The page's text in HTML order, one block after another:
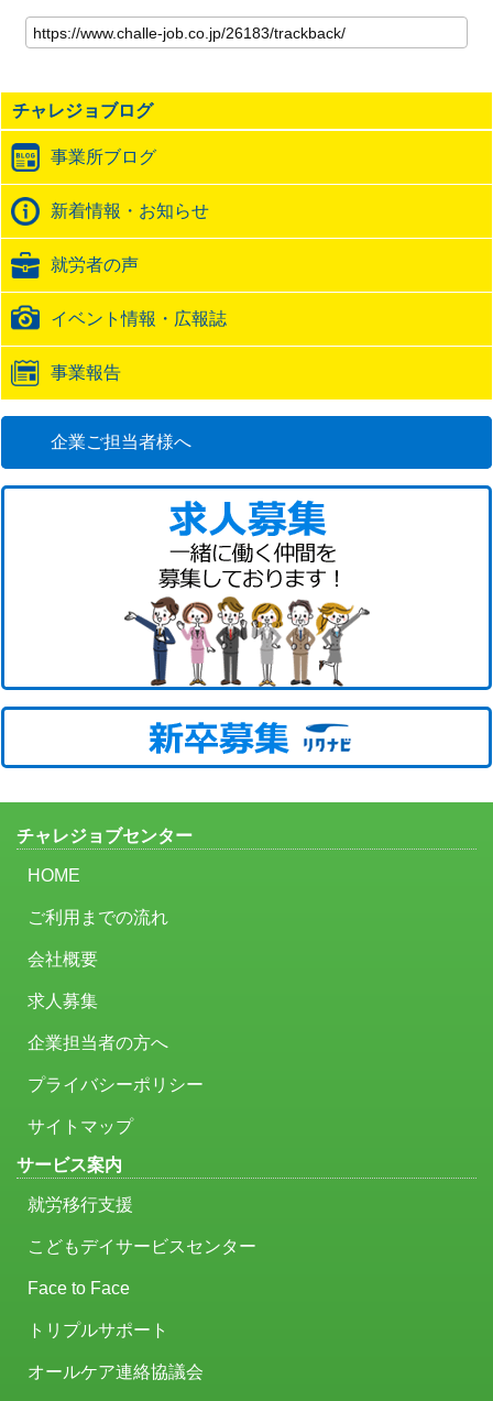
の
記
の
ト
ッ
ク
バ
ッ
URL
チャレジョブログ
事業所ブログ
新着情報・お知らせ
就労者の声
イベント情報・広報誌
事業報告
企業ご担当者様へ
チャレジョブセンター
HOME
ご利用までの流れ
会社概要
求人募集
企業担当者の方へ
プライバシーポリシー
サイトマップ
サービス案内
就労移行支援
こどもデイサービスセンター
Face to Face
トリプルサポート
オールケア連絡協議会